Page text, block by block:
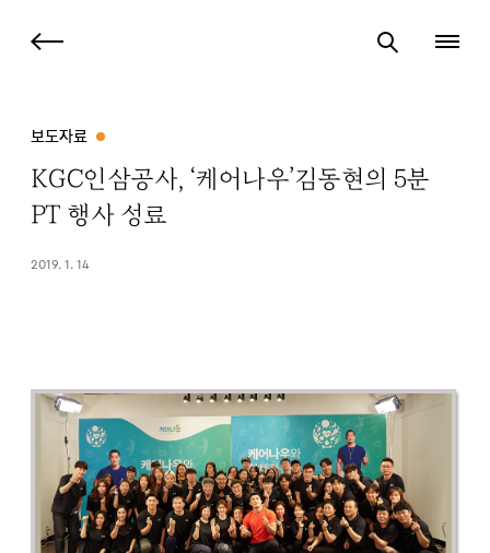
보도자료
KGC인삼공사, ‘케어나우’김동현의 5분
PT 행사 성료
2019. 1. 14